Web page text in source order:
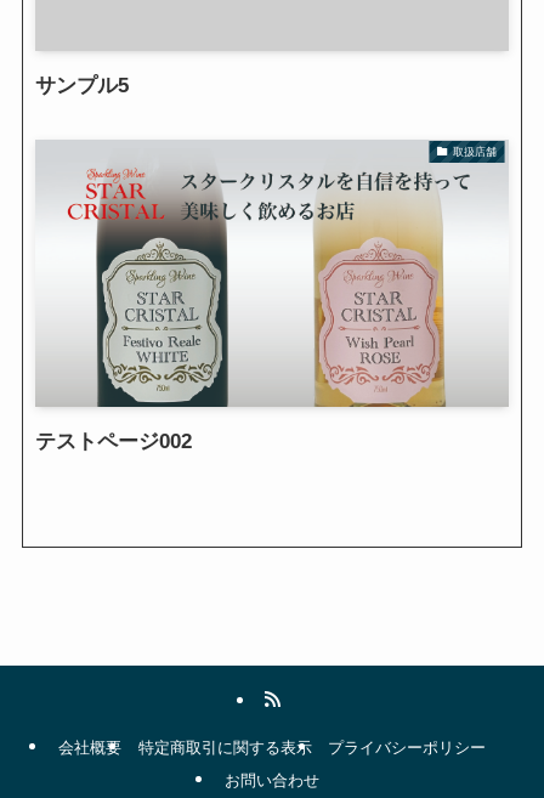
サンプル5
取扱店舗
テストページ002
会社概要 特定商取引に関する表示
プライバシーポリシー
お問い合わせ